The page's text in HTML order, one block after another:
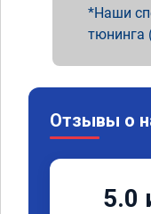
Наши
тюнинга
Отзывы о
5.0